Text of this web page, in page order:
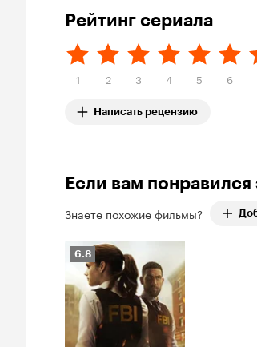
Рейтинг сериала
1 2 3 4 5 6
Написать рецензию
Если вам понравился
Знаете похожие фильмы?
Рейтинг
Кинопоиска
6.8
6.8